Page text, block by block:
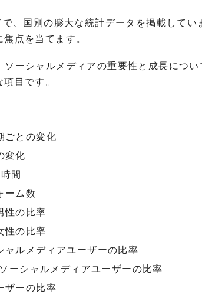
、国別の膨大な統計データを掲載してい
点を当てます。
ーシャルメディアの重要性と成長につ
目です。
ごとの変化
変化
間
ーム数
性の比率
性の比率
ャルメディアユーザーの比率
ーシャルメディアユーザーの比率
ザーの比率